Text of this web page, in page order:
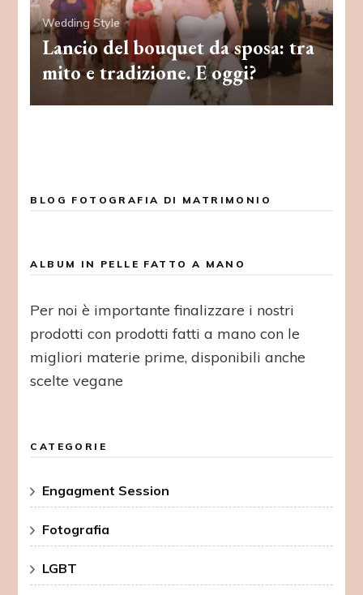
Wedding Style
Lancio del bouquet da sposa: tra
mito e tradizione. E oggi?
BLOG FOTOGRAFIA DI MATRIMONIO
ALBUM IN PELLE FATTO A MANO
Per noi è importante finalizzare i nostri
prodotti con prodotti fatti a mano con le
migliori materie prime, disponibili anche
scelte vegane
CATEGORIE
Engagment Session
Fotografia
LGBT